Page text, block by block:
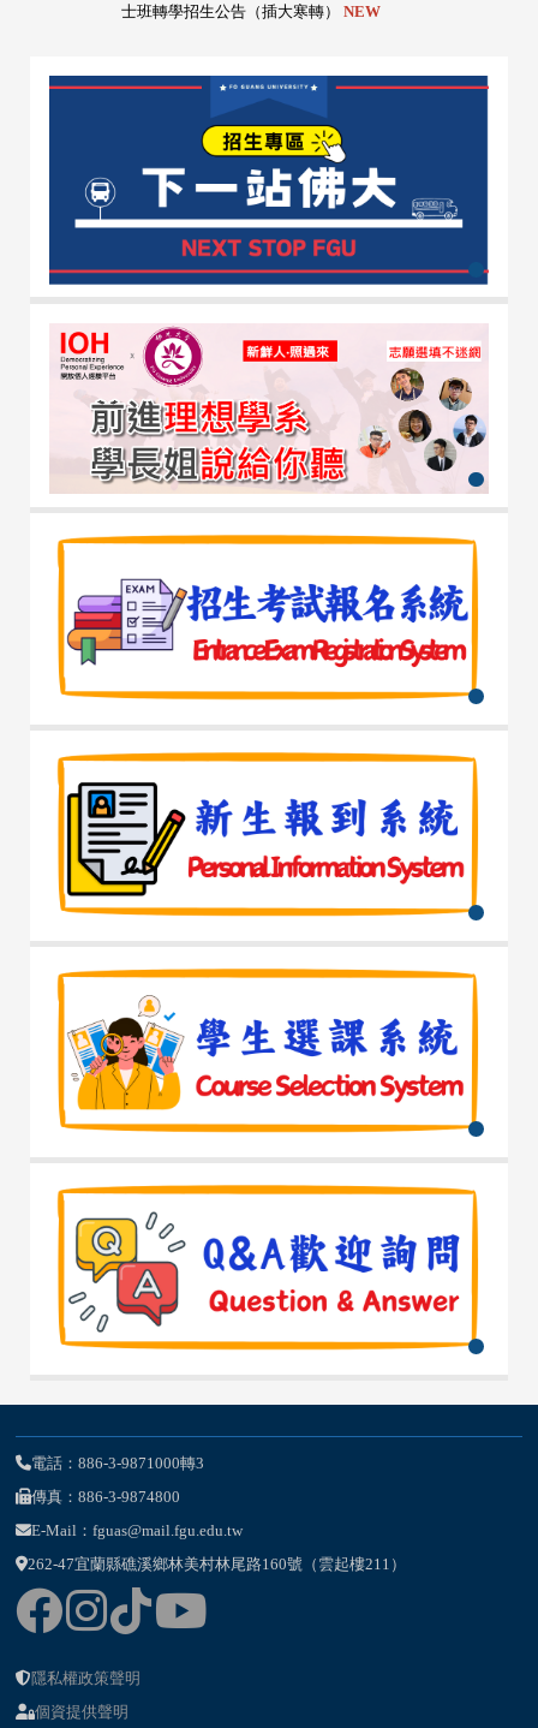
士班轉學招生公告（插大寒轉）
NEW
電話：886-3-9871000轉3
傳真：886-3-9874800
E-Mail：fguas@mail.fgu.edu.tw
262-47宜蘭縣礁溪鄉林美村林尾路160號（雲起樓211）
隱私權政策聲明
個資提供聲明